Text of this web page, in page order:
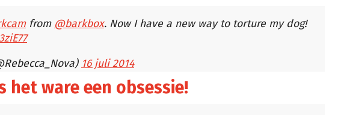
from @barkbox. Now I have a new way to torture my dog!
16 juli 2014
ware een obsessie!